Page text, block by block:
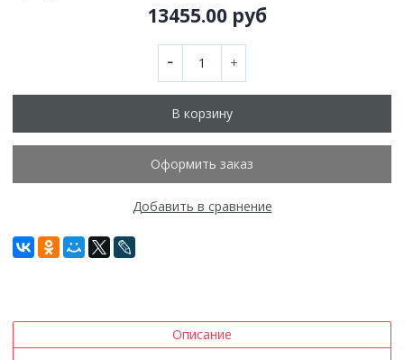
13455.00 руб
В корзину
Оформить заказ
Добавить в сравнение
Описание